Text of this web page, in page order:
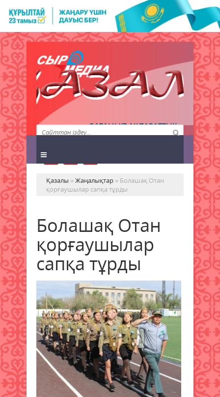
QAZALY.KZ АҚПАРАТТЫҚ
АГЕНТТІГІ
Қазалы »Жаңалықтар » Болашақ Отан
қорғаушылар сапқа тұрды
Болашақ Отан
қорғаушылар
сапқа тұрды